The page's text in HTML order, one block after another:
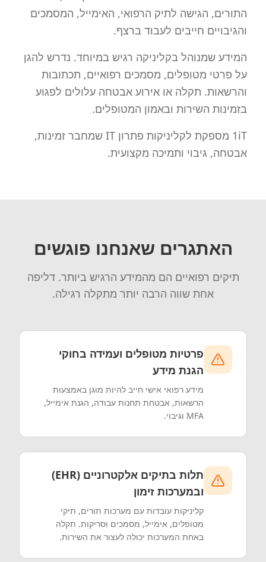
התורים, הגישה לתיק הרפואי, האימייל, המסמכים
והגיבויים חייבים לעבוד ברצף.
המידע שמנוהל בקליניקה רגיש במיוחד. נדרש להגן
על פרטי מטופלים, מסמכים רפואיים, תכתובות
והרשאות. תקלה או אירוע אבטחה עלולים לפגוע
בזמינות השירות ובאמון המטופלים.
1iT מספקת לקליניקות פתרון IT שמחבר זמינות,
אבטחה, גיבוי ותמיכה מקצועית.
האתגרים שאנחנו פוגשים
תיקים רפואיים הם מהמידע הרגיש ביותר. דליפה
אחת שווה הרבה יותר מתקלה רגילה.
פרטיות מטופלים ועמידה בחוקי
הגנת מידע
מידע רפואי אישי חייב להיות מוגן באמצעות
הרשאות, אבטחת תחנות עבודה, הגנת אימייל,
MFA וגיבוי.
תלות בתיקים אלקטרוניים (EHR)
ובמערכות זימון
קליניקות עובדות עם מערכות תורים, תיקי
מטופלים, אימייל, מסמכים וסריקות. תקלה
באחת המערכות יכולה לעצור את השירות.